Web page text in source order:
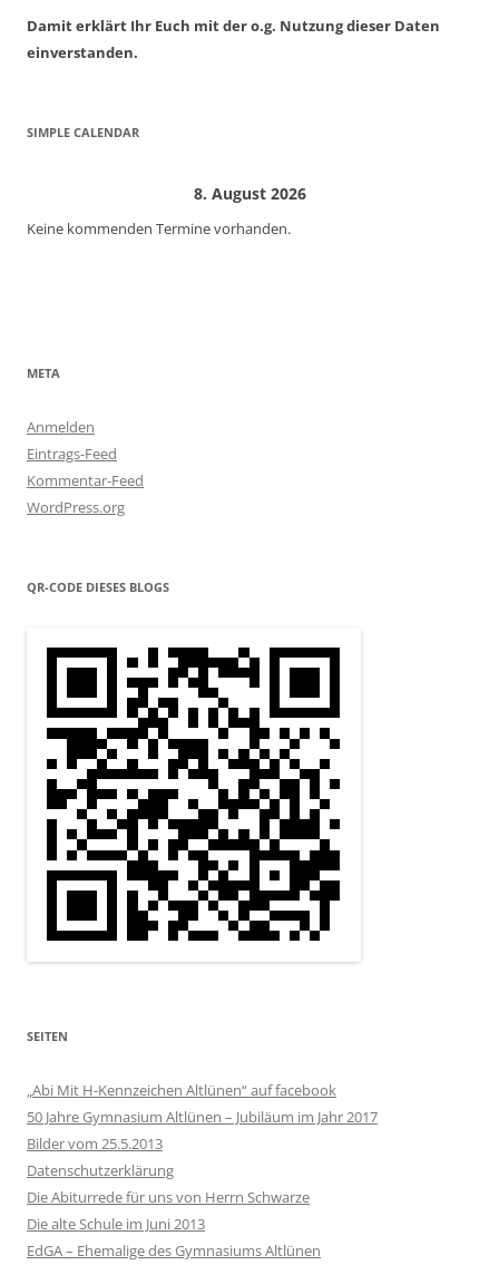
Damit erklärt Ihr Euch mit der o.g. Nutzung dieser Daten
einverstanden.
SIMPLE CALENDAR
8. August 2026
Keine kommenden Termine vorhanden.
META
Anmelden
Eintrags-Feed
Kommentar-Feed
WordPress.org
QR-CODE DIESES BLOGS
SEITEN
„Abi Mit H-Kennzeichen Altlünen“ auf facebook
50 Jahre Gymnasium Altlünen – Jubiläum im Jahr 2017
Bilder vom 25.5.2013
Datenschutzerklärung
Die Abiturrede für uns von Herrn Schwarze
Die alte Schule im Juni 2013
EdGA – Ehemalige des Gymnasiums Altlünen